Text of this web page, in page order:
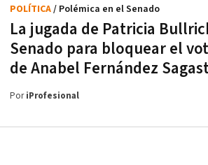
La jugada de Patricia
Senado para bloquear el
de Anabel Fernández
POLÍTICA/ Polémica en el Senado
PoriProfesional